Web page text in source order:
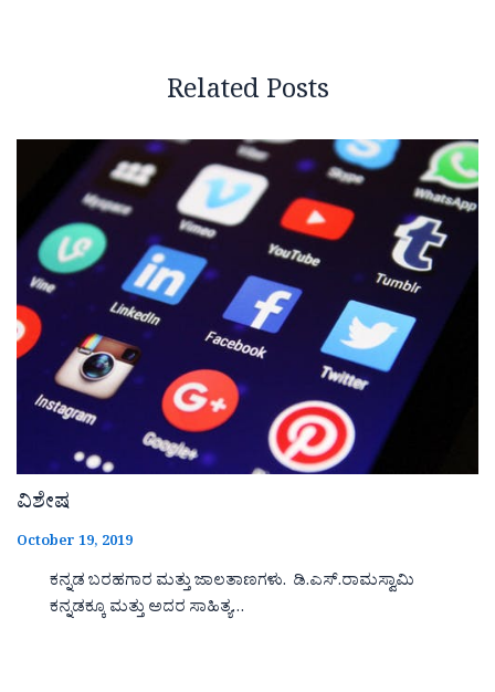
Related Posts
ವಿಶೇಷ
October 19, 2019
ಕನ್ನಡ ಬರಹಗಾರ ಮತ್ತು ಜಾಲತಾಣಗಳು. ಡಿ.ಎಸ್.ರಾಮಸ್ವಾಮಿ
ಕನ್ನಡಕ್ಕೂ ಮತ್ತು ಅದರ ಸಾಹಿತ್ಯ…